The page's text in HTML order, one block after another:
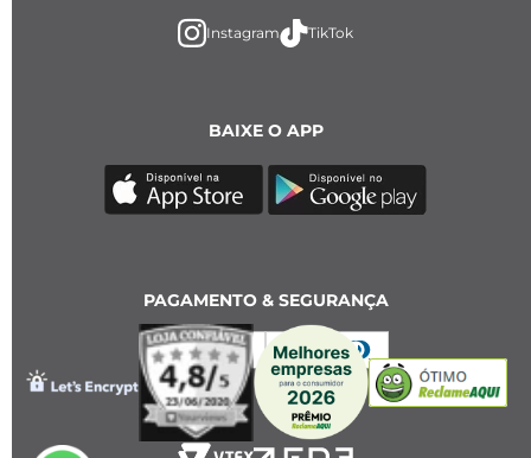
BAIXE O APP
Instagram TikTok
PAGAMENTO & SEGURANÇA